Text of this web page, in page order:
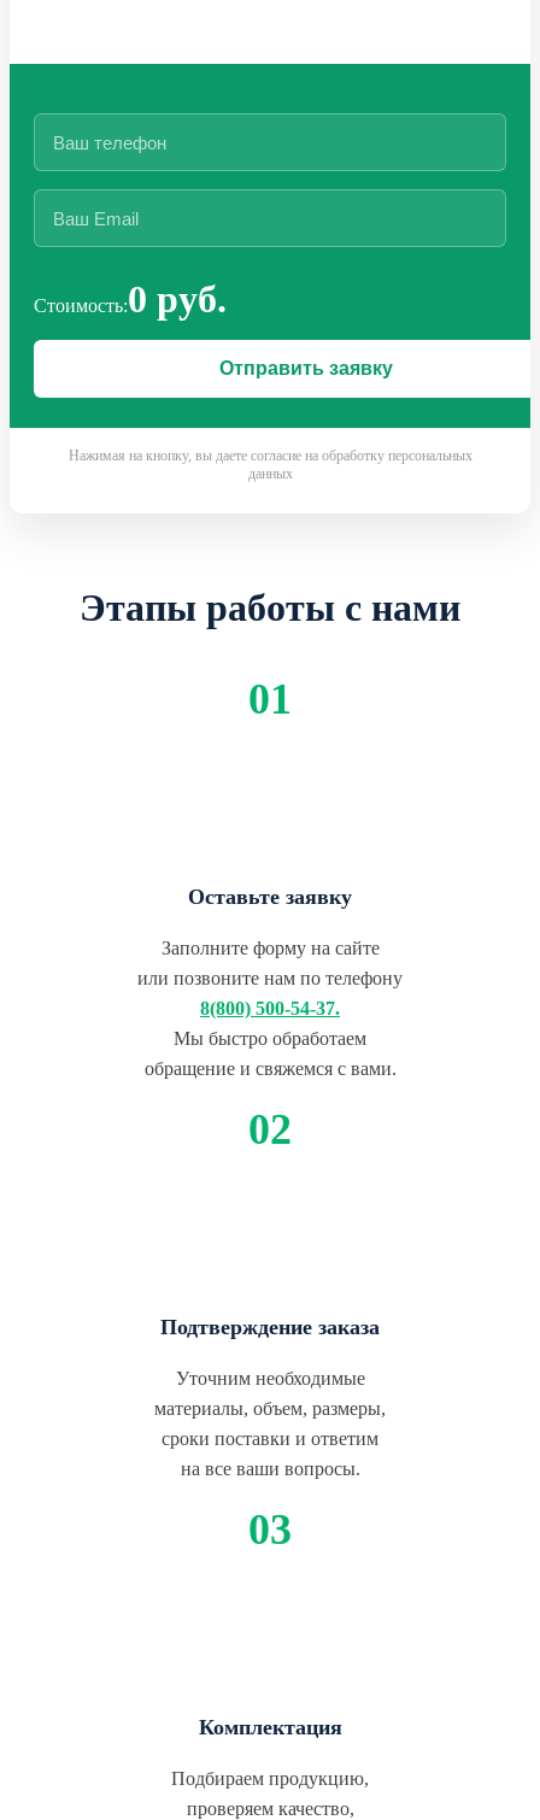
Стоимость:0 руб.
Нажимая на кнопку, вы даете согласие на обработку персональных
данных
Этапы работы с нами
Оставьте заявку
Заполните форму на сайте
или позвоните нам по телефону
8(800) 500-54-37.
Мы быстро обработаем
обращение и свяжемся с вами.
Подтверждение заказа
Уточним необходимые
материалы, объем, размеры,
сроки поставки и ответим
на все ваши вопросы.
Комплектация
Подбираем продукцию,
проверяем качество,